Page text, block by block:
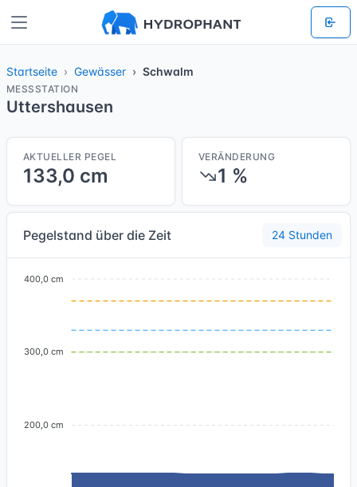
Startseite Gewässer Schwalm
MESSSTATION
Uttershausen
AKTUELLER PEGEL
133,0 cm
VERÄNDERUNG
1 %
Pegelstand über die Zeit 24 Stunden
400,0 cm
300,0 cm
200,0 cm